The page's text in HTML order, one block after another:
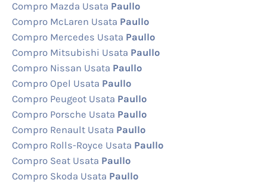
Compro Mazda Usata Paullo
Compro McLaren Usata Paullo
Compro Mercedes Usata Paullo
Compro Mitsubishi Usata Paullo
Compro Nissan Usata Paullo
Compro Opel Usata Paullo
Compro Peugeot Usata Paullo
Compro Porsche Usata Paullo
Compro Renault Usata Paullo
Compro Rolls-Royce Usata Paullo
Compro Seat Usata Paullo
Compro Skoda Usata Paullo